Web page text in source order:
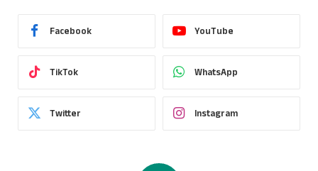
Facebook YouTube
TikTok WhatsApp
Twitter Instagram